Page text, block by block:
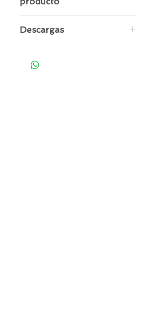
insertos para cavitadores.
Descargas